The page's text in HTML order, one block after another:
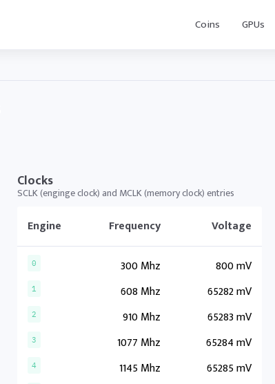
Coins GPUs
Clocks
SCLK (enginge clock) and MCLK (memory clock) entries
Engine Frequency Voltage
0 300 Mhz 800 mV
1 608 Mhz 65282 mV
2 910 Mhz 65283 mV
3 1077 Mhz 65284 mV
4 1145 Mhz 65285 mV